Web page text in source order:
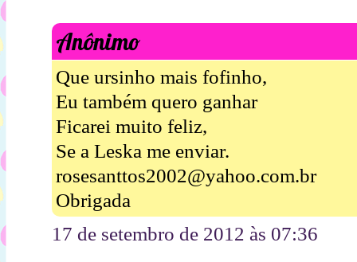
Anônimo
Que ursinho mais fofinho,
Eu também quero ganhar
Ficarei muito feliz,
Se a Leska me enviar.
rosesanttos2002@yahoo.com.br
Obrigada
17 de setembro de 2012 às 07:36